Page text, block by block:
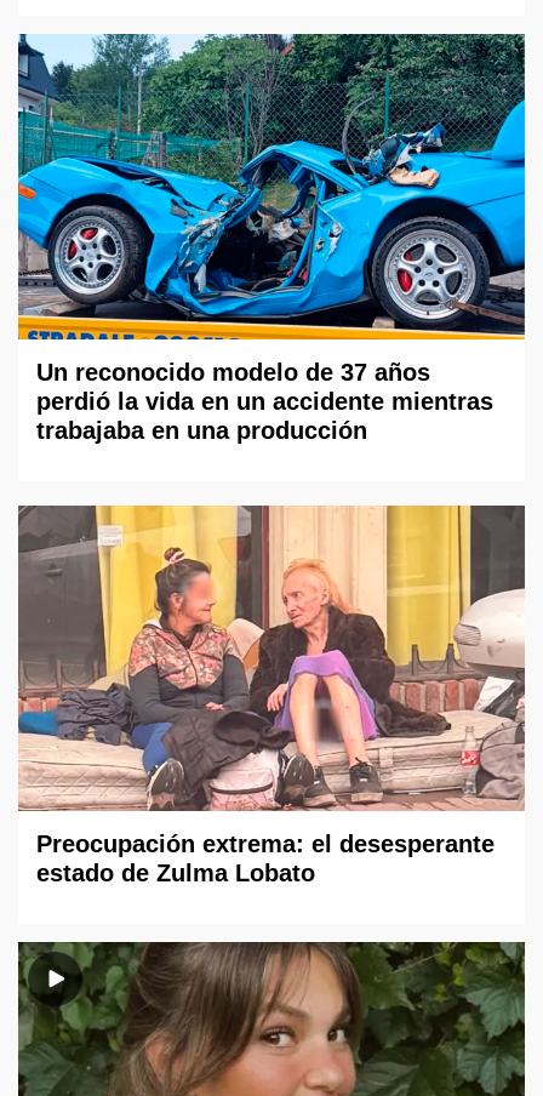
Un reconocido modelo de 37 años
perdió la vida en un accidente mientras
trabajaba en una producción
Preocupación extrema: el desesperante
estado de Zulma Lobato